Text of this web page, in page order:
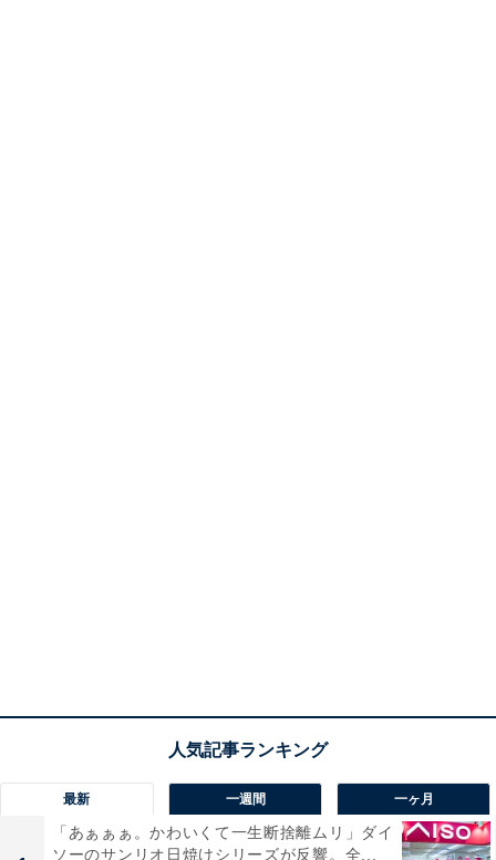
最新 一週間 一ヶ月
「あぁぁぁ。かわいくて一生断捨離ムリ」ダイ
ソーのサンリオ日焼けシリーズが反響。全...